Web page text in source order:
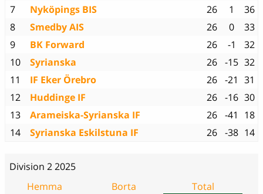
7
Nyköpings BIS 26 1
36
8
Smedby AIS 26 0
33
9
BK Forward 26 -1
32
10
Syrianska 26 -15 32
11
IF Eker Örebro 26 -21 31
12
Huddinge IF 26 -16 30
13
Arameiska-Syrianska IF 26 -41
18
14
Syrianska Eskilstuna IF 26 -38 14
Division 2 2025
Hemma
Borta
Total